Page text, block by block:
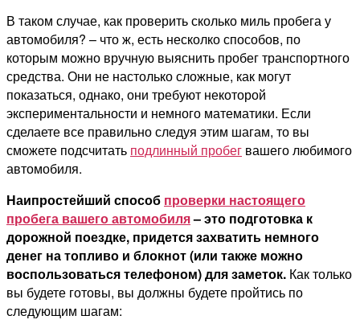
В таком случае, как проверить сколько миль пробега у
автомобиля? – что ж, есть несколко способов, по
которым можно вручную выяснить пробег транспортного
средства. Они не настолько сложные, как могут
показаться, однако, они требуют некоторой
экспериментальности и немного математики. Если
сделаете все правильно следуя этим шагам, то вы
сможете подсчитать подлинный пробег вашего любимого
автомобиля.
Наипростейший способ проверки настоящего
пробега вашего автомобиля– это подготовка к
дорожной поездке, придется захватить немного
денег на топливо и блокнот (или также можно
воспользоваться телефоном) для заметок. Как только
вы будете готовы, вы должны будете пройтись по
следующим шагам: